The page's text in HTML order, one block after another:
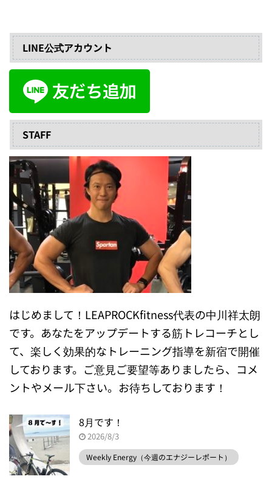
LINE公式アカウント
STAFF
はじめまして！LEAPROCKfitness代表の中川祥太朗
です。あなたをアップデートする筋トレコーチとし
て、楽しく効果的なトレーニング指導を新宿で開催
しております。ご意見ご要望等ありましたら、コメ
ントやメール下さい。お待ちしております！
8月です！
2026/8/3
Weekly Energy（今週のエナジーレポート）